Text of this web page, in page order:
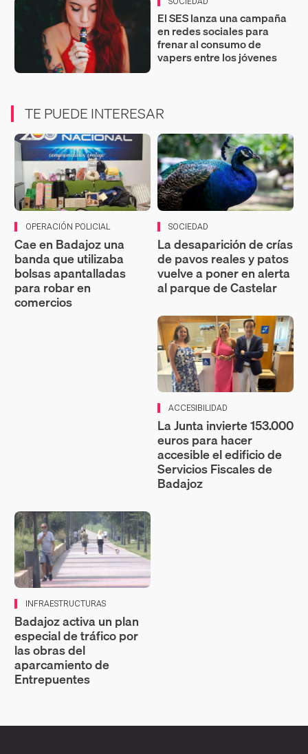
El SES lanza una campaña
en redes sociales para
frenar al consumo de
vapers entre los jóvenes
TE PUEDE INTERESAR
OPERACIÓN POLICIAL
Cae en Badajoz una
banda que utilizaba
bolsas apantalladas
para robar en
comercios
SOCIEDAD
La desaparición de crías
de pavos reales y patos
vuelve a poner en alerta
al parque de Castelar
ACCESIBILIDAD
La Junta invierte 153.000
euros para hacer
accesible el edificio de
Servicios Fiscales de
Badajoz
INFRAESTRUCTURAS
Badajoz activa un plan
especial de tráfico por
las obras del
aparcamiento de
Entrepuentes